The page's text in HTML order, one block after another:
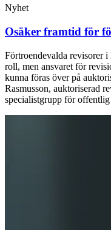
Nyhet
Osäker framtid för
Förtroendevalda revisorer
roll, men ansvaret för
kunna föras över på
Rasmusson, auktoriserad
specialistgrupp för offentlig